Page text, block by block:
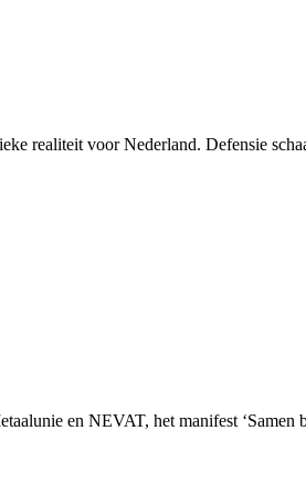
realiteit voor Nederland. Defensie
en NEVAT, het manifest ‘Samen